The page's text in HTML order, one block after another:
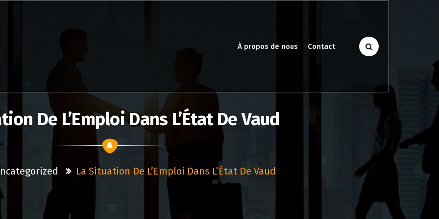
À propos de nous Contact
De L’Emploi Dans L’État De Vaud
La Situation De L’Emploi Dans L’État De Vaud